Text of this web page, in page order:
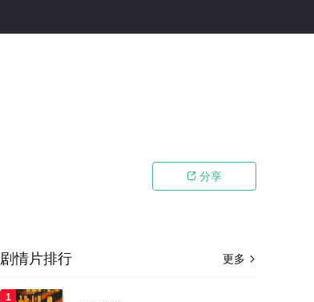
 分享
更多 
剧情片排行
1